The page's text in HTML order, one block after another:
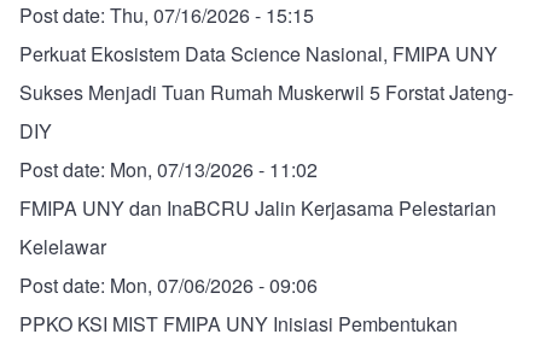
Post date: Thu, 07/16/2026 - 15:15
Perkuat Ekosistem Data Science Nasional, FMIPA UNY
Sukses Menjadi Tuan Rumah Muskerwil 5 Forstat Jateng-
DIY
Post date: Mon, 07/13/2026 - 11:02
FMIPA UNY dan InaBCRU Jalin Kerjasama Pelestarian
Kelelawar
Post date: Mon, 07/06/2026 - 09:06
PPKO KSI MIST FMIPA UNY Inisiasi Pembentukan